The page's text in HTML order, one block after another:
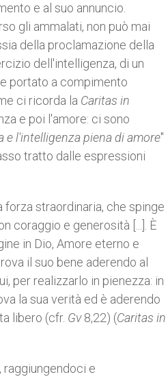
e al suo annuncio.
gli ammalati, non può mai
della proclamazione della
dell'intelligenza, di un
portato a compimento
ci ricorda la Caritas in
e poi l'amore: ci sono
e l'intelligenza piena di amore"
tratto dalle espressioni
forza straordinaria, che spinge
coraggio e generosità [...]. È
in Dio, Amore eterno e
il suo bene aderendo al
per realizzarlo in pienezza: in
la sua verità ed è aderendo
libero (cfr. Gv8,22) (Caritas in
raggiungendoci e